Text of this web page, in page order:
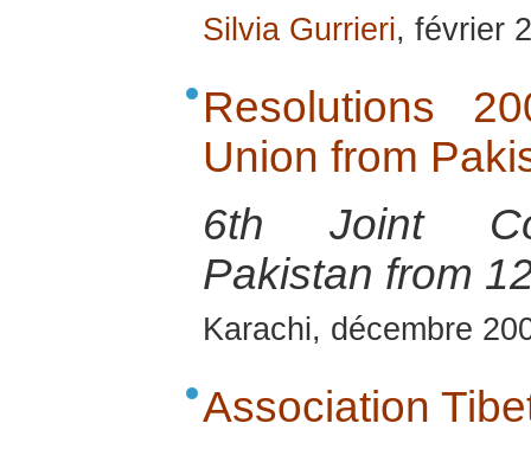
Silvia Gurrieri, février
Resolutions
Union from
6th Joint
Pakistan from
Karachi, décembre
Association